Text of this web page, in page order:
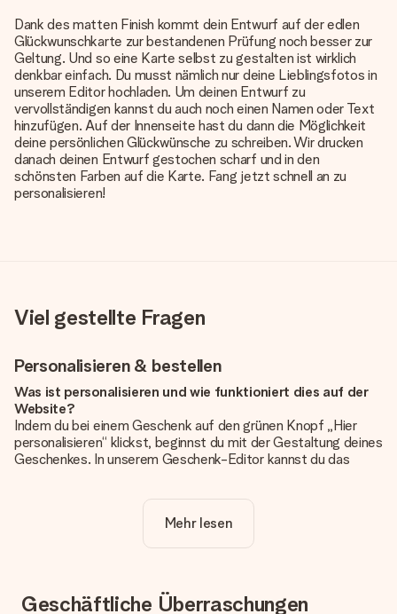
Dank des matten Finish kommt dein Entwurf auf der edlen
Glückwunschkarte zur bestandenen Prüfung noch besser zur
Geltung. Und so eine Karte selbst zu gestalten ist wirklich
denkbar einfach. Du musst nämlich nur deine Lieblingsfotos in
unserem Editor hochladen. Um deinen Entwurf zu
vervollständigen kannst du auch noch einen Namen oder Text
hinzufügen. Auf der Innenseite hast du dann die Möglichkeit
deine persönlichen Glückwünsche zu schreiben. Wir drucken
danach deinen Entwurf gestochen scharf und in den
schönsten Farben auf die Karte. Fang jetzt schnell an zu
personalisieren!
Viel gestellte Fragen
Personalisieren & bestellen
Was ist personalisieren und wie funktioniert dies auf der
Website?
Indem du bei einem Geschenk auf den grünen Knopf „Hier
personalisieren“ klickst, beginnst du mit der Gestaltung deines
Geschenkes. In unserem Geschenk-Editor kannst du das
noch eines unserer angebotenen Designs, um deinem
Geschenk die perfekte Ausstrahlung zu verleihen.
Personalisierung. So ist und bleibt es übersichtlich!
Mehr lesen
Geschäftliche Überraschungen